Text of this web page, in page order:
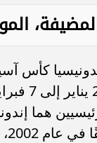
هما
لكرة الصالات القارية إلى البلاد.